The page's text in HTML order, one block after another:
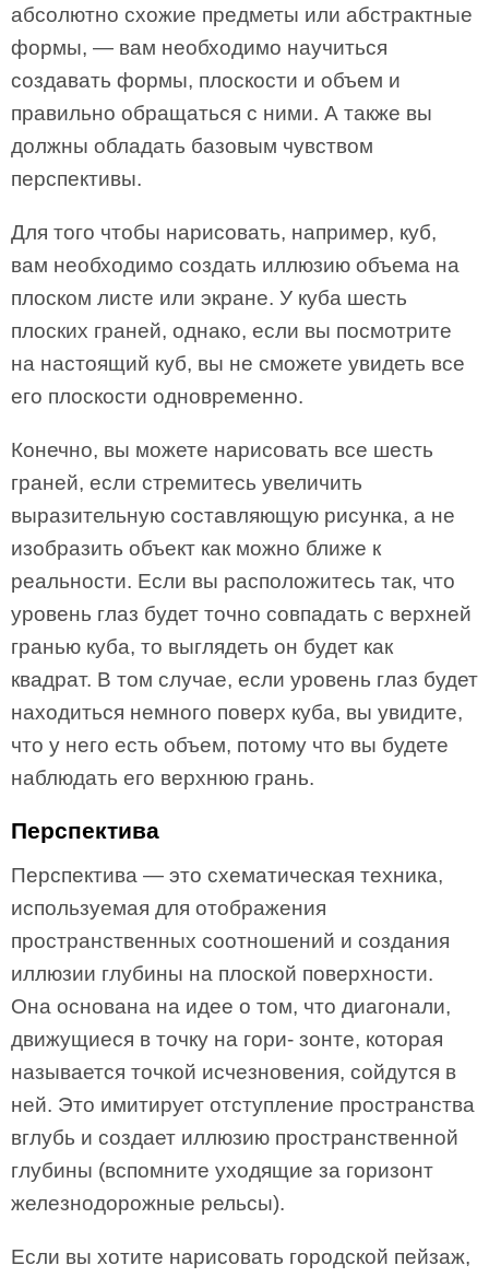
абсолютно схожие предметы или абстрактные
формы, — вам необходимо научиться
создавать формы, плоскости и объем и
правильно обращаться с ними. А также вы
должны обладать базовым чувством
перспективы.
Для того чтобы нарисовать, например, куб,
вам необходимо создать иллюзию объема на
плоском листе или экране. У куба шесть
плоских граней, однако, если вы посмотрите
на настоящий куб, вы не сможете увидеть все
его плоскости одновременно.
Конечно, вы можете нарисовать все шесть
граней, если стремитесь увеличить
выразительную составляющую рисунка, а не
изобразить объект как можно ближе к
реальности. Если вы расположитесь так, что
уровень глаз будет точно совпадать с верхней
гранью куба, то выглядеть он будет как
квадрат. В том случае, если уровень глаз будет
находиться немного поверх куба, вы увидите,
что у него есть объем, потому что вы будете
наблюдать его верхнюю грань.
Перспектива
Перспектива — это схематическая техника,
используемая для отображения
пространственных соотношений и создания
иллюзии глубины на плоской поверхности.
Она основана на идее о том, что диагонали,
движущиеся в точку на гори- зонте, которая
называется точкой исчезновения, сойдутся в
ней. Это имитирует отступление пространства
вглубь и создает иллюзию пространственной
глубины (вспомните уходящие за горизонт
железнодорожные рельсы).
Если вы хотите нарисовать городской пейзаж,